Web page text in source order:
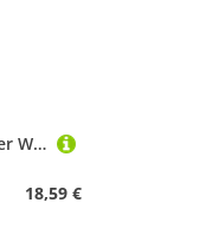
ERINGOGO Baseballschläger Wandhalterung Horizontales Bat Rack aus Dichteplatte Stabiler Baseball Softballhalter zur Eleganten Präsentation und Sicheren Aufbewahrung im Sportzimmer
18,59 €